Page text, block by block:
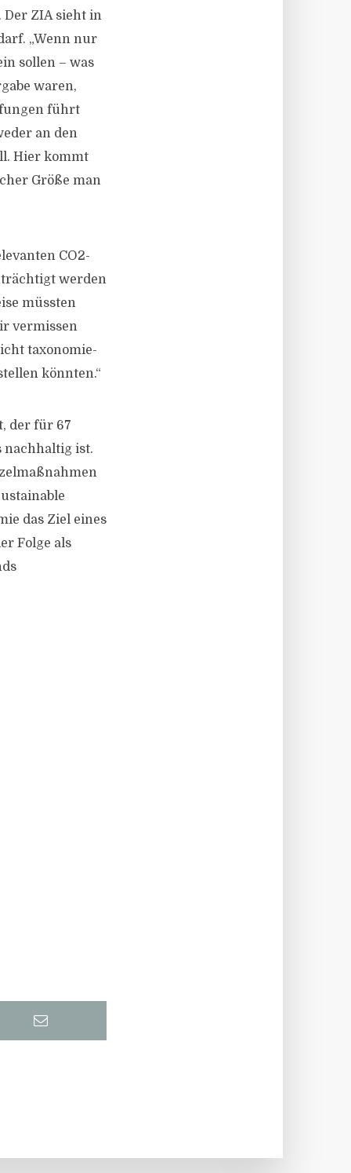
Der ZIA sieht in
„Wenn nur
sollen – was
waren,
führt
an den
Hier kommt
Größe man
CO2-
werden
müssten
vermissen
taxonomie-
könnten.“
der für 67
nachhaltig ist.
das Ziel eines
Folge als